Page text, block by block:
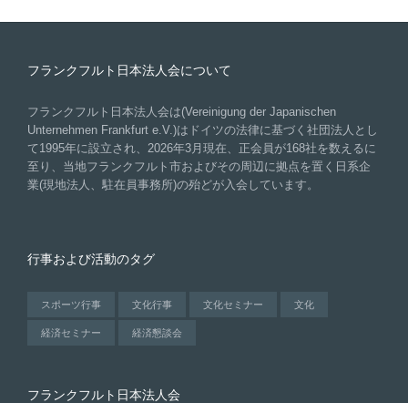
フランクフルト日本法人会について
フランクフルト日本法人会は(Vereinigung der Japanischen
Unternehmen Frankfurt e.V.)はドイツの法律に基づく社団法人とし
て1995年に設立され、2026年3月現在、正会員が168社を数えるに
至り、当地フランクフルト市およびその周辺に拠点を置く日系企
業(現地法人、駐在員事務所)の殆どが入会しています。
行事および活動のタグ
スポーツ行事 文化行事 文化セミナー 文化
経済セミナー 経済懇談会
フランクフルト日本法人会